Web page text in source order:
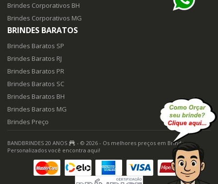
Brindes Corporativos BH
Brindes Corporativos MG
BRINDES BARATOS
Brindes Baratos SP
Brindes Baratos RJ
Brindes Baratos PR
Brindes Baratos SC
Brindes Baratos BH
Brindes Baratos MG
Brindes Preço
BANDBRINDES 20 ANOS
- © 2026 - Os melhores preços em Brindes
Personalizados você encontra aqui!